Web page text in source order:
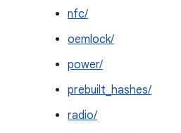
nfc/
oemlock/
power/
prebuilt_hashes/
radio/